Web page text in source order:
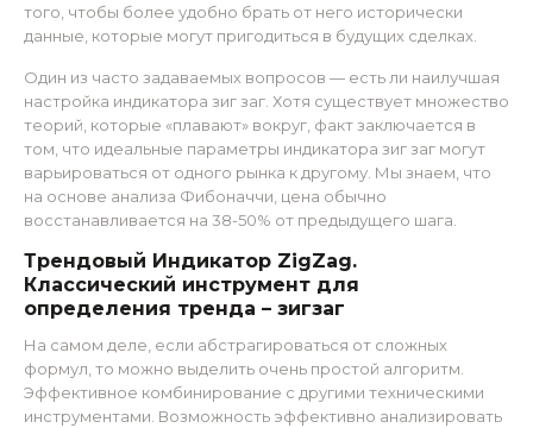
того, чтобы более удобно брать от него исторически
данные, которые могут пригодиться в будущих сделках.
Один из часто задаваемых вопросов — есть ли наилучшая
настройка индикатора зиг заг. Хотя существует множество
теорий, которые «плавают» вокруг, факт заключается в
том, что идеальные параметры индикатора зиг заг могут
варьироваться от одного рынка к другому. Мы знаем, что
на основе анализа Фибоначчи, цена обычно
восстанавливается на 38-50% от предыдущего шага.
Трендовый Индикатор ZigZag.
Классический инструмент для
определения тренда – зигзаг
На самом деле, если абстрагироваться от сложных
формул, то можно выделить очень простой алгоритм.
Эффективное комбинирование с другими техническими
инструментами. Возможность эффективно анализировать